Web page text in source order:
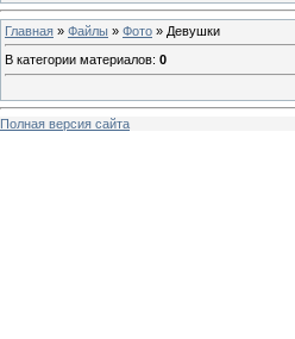
Главная » Файлы » Фото » Девушки
В категории материалов: 0
Полная версия сайта